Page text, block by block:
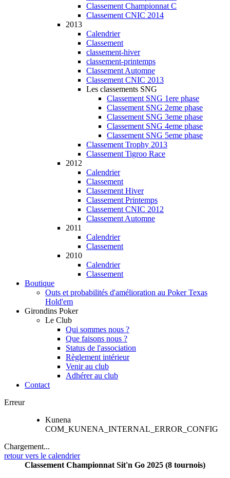
Classement Championnat C
Classement CNIC 2014
2013
Calendrier
Classement
classement-hiver
classement-printemps
Classement Automne
Classement CNIC 2013
Les classements SNG
Classement SNG 1ere phase
Classement SNG 2eme phase
Classement SNG 3eme phase
Classement SNG 4eme phase
Classement SNG 5eme phase
Classement Trophy 2013
Classement Tigroo Race
2012
Calendrier
Classement
Classement Hiver
Classement Printemps
Classement CNIC 2012
Classement Automne
2011
Calendrier
Classement
2010
Calendrier
Classement
Boutique
Outs et probabilités d'amélioration au Poker Texas
Hold'em
Girondins Poker
Le Club
Qui sommes nous ?
Que faisons nous ?
Status de l'association
Règlement intérieur
Venir au club
Adhérer au club
Contact
Erreur
Kunena
COM_KUNENA_INTERNAL_ERROR_CONFIG
Chargement...
retour vers le calendrier
Classement Championnat Sit'n Go 2025 (8 tournois)